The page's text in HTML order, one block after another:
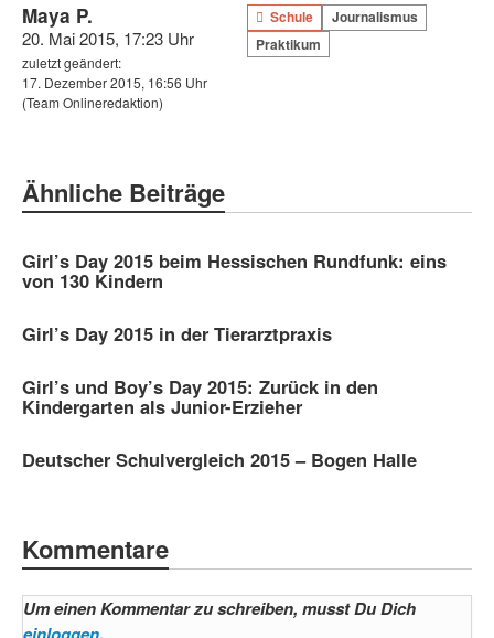
Maya P.
20. Mai 2015, 17:23 Uhr
zuletzt geändert:
17. Dezember 2015, 16:56 Uhr
(Team Onlineredaktion)
Schule
Journalismus
Praktikum
Ähnliche Beiträge
Girl’s Day 2015 beim Hessischen Rundfunk: eins
von 130 Kindern
Girl’s Day 2015 in der Tierarztpraxis
Girl’s und Boy’s Day 2015: Zurück in den
Kindergarten als Junior-Erzieher
Deutscher Schulvergleich 2015 – Bogen Halle
Kommentare
Um einen Kommentar zu schreiben, musst Du Dich